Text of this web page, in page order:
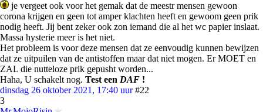
je vergeet ook voor het gemak dat de meestr mensen gewoon
corona krijgen en geen tot amper klachten heeft en gewoom geen prik
nodig heeft. Jij bent zeker ook zon iemand die al het wc papier inslaat.
Massa hysterie meer is het niet.
Het probleem is voor deze mensen dat ze eenvoudig kunnen bewijzen
dat ze uitpuilen van de antistoffen maar dat niet mogen. Er MOET en
ZAL die nutteloze prik gepusht worden...
Haha, U schakelt nog. Test een DAF !
dinsdag 26 oktober 2021, 17:40 uur #22
3